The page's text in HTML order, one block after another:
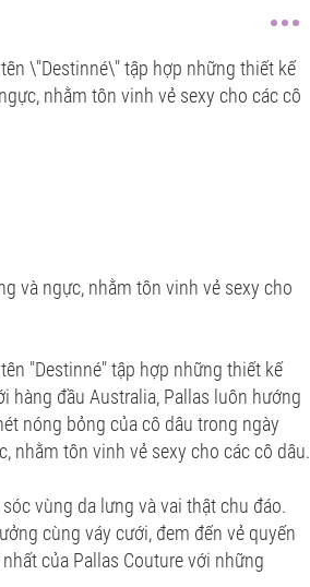
\"Destinné\" tập hợp những thiết kế
nhằm tôn vinh vẻ sexy cho các cô
và ngực, nhằm tôn vinh vẻ sexy cho
"Destinné" tập hợp những thiết kế
hàng đầu Australia, Pallas luôn hướng
nóng bỏng của cô dâu trong ngày
nhằm tôn vinh vẻ sexy cho các cô dâu.
vùng da lưng và vai thật chu đáo.
cùng váy cưới, đem đến vẻ quyến
của Pallas Couture với những